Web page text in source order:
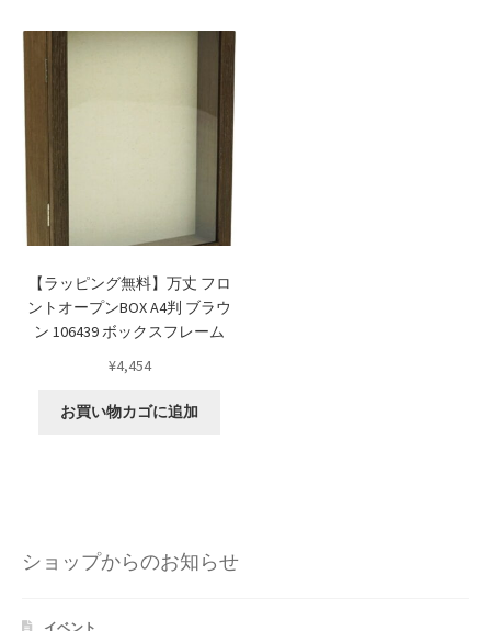
【ラッピング無料】万丈 フロ
ントオープンBOX A4判 ブラウ
ン 106439 ボックスフレーム
¥4,454
お買い物カゴに追加
ショップからのお知らせ
イベント